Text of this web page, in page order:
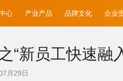
心 产业产品 品牌文化 企业
“新员工快速融
月29日